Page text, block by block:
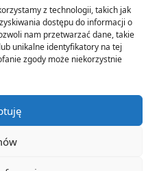
z technologii, takich jak
dostępu do informacji o
nam przetwarzać dane, takie
unikalne identyfikatory na tej
zgody może niekorzystnie
Wszelkie prawa zastrzeżone